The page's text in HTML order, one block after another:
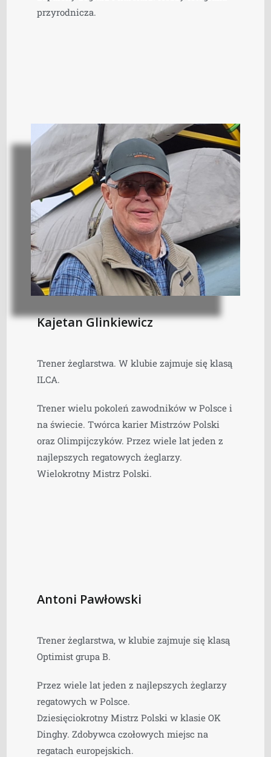
przyrodnicza.
Kajetan Glinkiewicz
Trener żeglarstwa. W klubie zajmuje się klasą
ILCA.
Trener wielu pokoleń zawodników w Polsce i
na świecie. Twórca karier Mistrzów Polski
oraz Olimpijczyków. Przez wiele lat jeden z
najlepszych regatowych żeglarzy.
Wielokrotny Mistrz Polski.
Antoni Pawłowski
Trener żeglarstwa, w klubie zajmuje się klasą
Optimist grupa B.
Przez wiele lat jeden z najlepszych żeglarzy
regatowych w Polsce.
Dziesięciokrotny Mistrz Polski w klasie OK
Dinghy. Zdobywca czołowych miejsc na
regatach europejskich.